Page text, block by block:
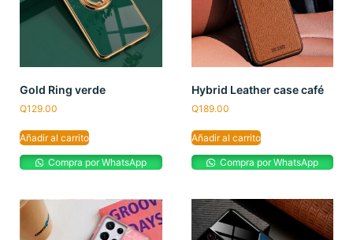
Gold Ring verde
Q129.00
Añadir al carrito
Compra por WhatsApp
Hybrid Leather case café
Q189.00
Añadir al carrito
Compra por WhatsApp